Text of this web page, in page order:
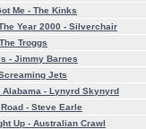
Me - The Kinks
Year 2000 - Silverchair
The Troggs
- Jimmy Barnes
Jets
Alabama - Lynyrd Skynyrd
- Steve Earle
Up - Australian Crawl